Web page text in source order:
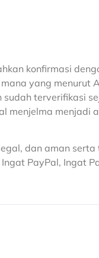
konfirmasi
yang menurut
terverifikasi
menjelma menjadi
dan aman
PayPal, Ingat